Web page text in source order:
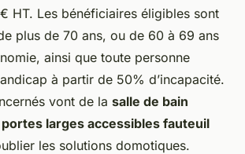
€ HT. Les bénéficiaires éligibles sont
plus de 70 ans, ou de 60 à 69 ans
ainsi que toute personne
à partir de 50% d’incapacité.
vont de la salle de bain
portes larges accessibles fauteuil
les solutions domotiques.